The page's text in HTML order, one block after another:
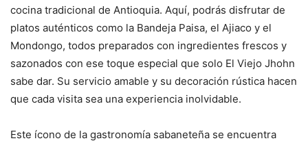
cocina tradicional de Antioquia. Aquí, podrás disfrutar de
platos auténticos como la Bandeja Paisa, el Ajiaco y el
Mondongo, todos preparados con ingredientes frescos y
sazonados con ese toque especial que solo El Viejo Jhohn
sabe dar. Su servicio amable y su decoración rústica hacen
que cada visita sea una experiencia inolvidable.
Este ícono de la gastronomía sabaneteña se encuentra